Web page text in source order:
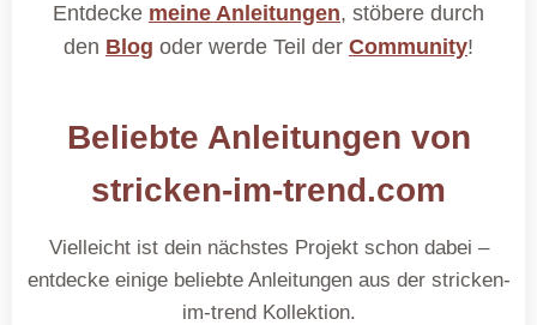
Entdecke meine Anleitungen, stöbere durch
den Blog oder werde Teil der Community!
Beliebte Anleitungen von
stricken-im-trend.com
Vielleicht ist dein nächstes Projekt schon dabei –
entdecke einige beliebte Anleitungen aus der stricken-
im-trend Kollektion.